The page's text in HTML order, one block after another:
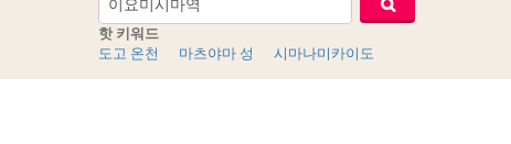
핫 키워드
도고 온천
마츠야마 성 시마나미카이도